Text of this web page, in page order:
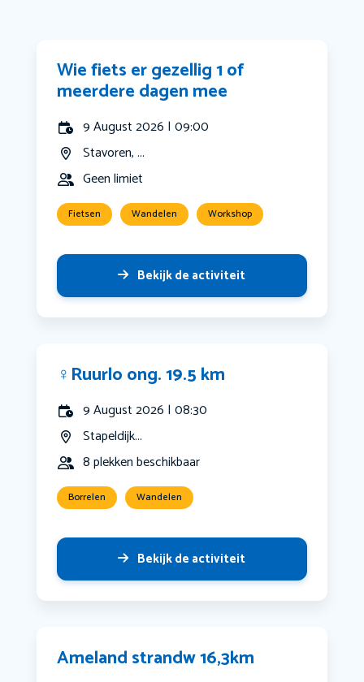
Wie fiets er gezellig 1 of
meerdere dagen mee
9 August 2026 | 09:00
Stavoren, ...
Geen limiet
Fietsen Wandelen Workshop
Bekijk de activiteit
‍♀️Ruurlo ong. 19.5 km
9 August 2026 | 08:30
Stapeldijk...
8 plekken beschikbaar
Borrelen Wandelen
Bekijk de activiteit
Ameland strandw 16,3km